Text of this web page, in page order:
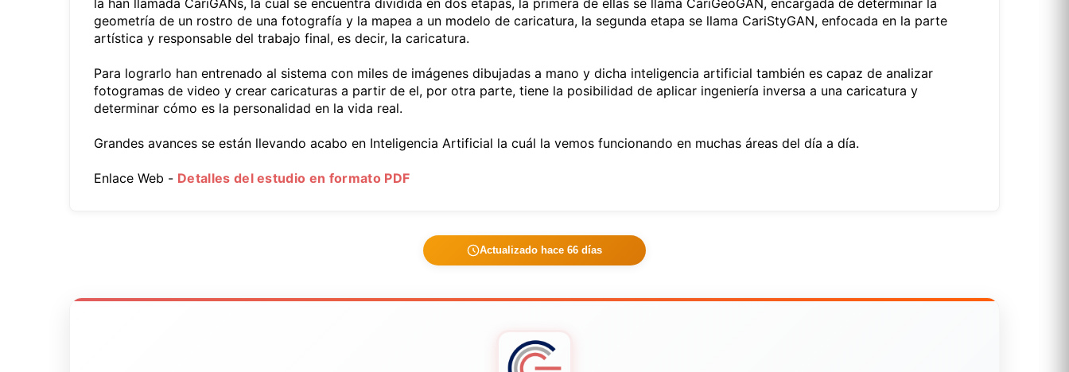
la han llamada CariGANs, la cuál se encuentra dividida en dos etapas, la primera de ellas se llama CariGeoGAN, encargada de determinar la
geometría de un rostro de una fotografía y la mapea a un modelo de caricatura, la segunda etapa se llama CariStyGAN, enfocada en la parte
artística y responsable del trabajo final, es decir, la caricatura.
Para lograrlo han entrenado al sistema con miles de imágenes dibujadas a mano y dicha inteligencia artificial también es capaz de analizar
fotogramas de video y crear caricaturas a partir de el, por otra parte, tiene la posibilidad de aplicar ingeniería inversa a una caricatura y
determinar cómo es la personalidad en la vida real.
Grandes avances se están llevando acabo en Inteligencia Artificial la cuál la vemos funcionando en muchas áreas del día a día.
Enlace Web - Detalles del estudio en formato PDF
Actualizado hace 66 días